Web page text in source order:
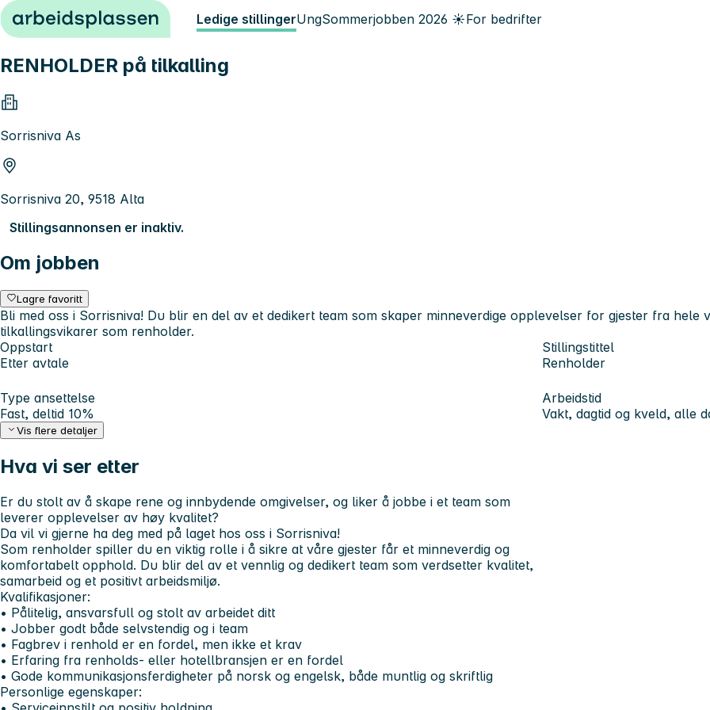
Hopp til innhold Ledige stillingerUngSommerjobben 2026 ☀️For bedrifter
RENHOLDER på tilkalling
Sorrisniva As
Sorrisniva 20, 9518 Alta
Stillingsannonsen er inaktiv.
Om jobben
Lagre favoritt
Bli med oss i Sorrisniva! Du blir en del av et dedikert team som skaper minneverdige opplevelser for gjester fra
tilkallingsvikarer som renholder.
Oppstart
Etter avtale
Stillingstittel
Renholder
Type ansettelse
Fast, deltid 10%
Arbeidstid
Vakt, dagtid og kveld, alle
Vis flere detaljer
Hva vi ser etter
Er du stolt av å skape rene og innbydende omgivelser, og liker å jobbe i et team som
leverer opplevelser av høy kvalitet?
Da vil vi gjerne ha deg med på laget hos oss i Sorrisniva!
Som renholder spiller du en viktig rolle i å sikre at våre gjester får et minneverdig og
komfortabelt opphold. Du blir del av et vennlig og dedikert team som verdsetter kvalitet,
samarbeid og et positivt arbeidsmiljø.
Kvalifikasjoner:
• Pålitelig, ansvarsfull og stolt av arbeidet ditt
• Jobber godt både selvstendig og i team
• Fagbrev i renhold er en fordel, men ikke et krav
• Erfaring fra renholds- eller hotellbransjen er en fordel
• Gode kommunikasjonsferdigheter på norsk og engelsk, både muntlig og skriftlig
Personlige egenskaper: